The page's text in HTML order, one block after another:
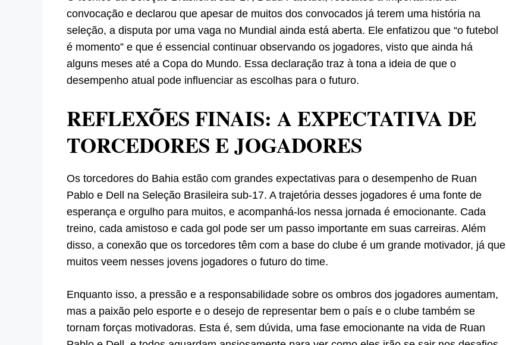
convocação e declarou que apesar de muitos dos convocados já terem uma história na
seleção, a disputa por uma vaga no Mundial ainda está aberta. Ele enfatizou que “o futebol
é momento” e que é essencial continuar observando os jogadores, visto que ainda há
alguns meses até a Copa do Mundo. Essa declaração traz à tona a ideia de que o
desempenho atual pode influenciar as escolhas para o futuro.
REFLEXÕES FINAIS: A EXPECTATIVA DE
TORCEDORES E JOGADORES
Os torcedores do Bahia estão com grandes expectativas para o desempenho de Ruan
Pablo e Dell na Seleção Brasileira sub-17. A trajetória desses jogadores é uma fonte de
esperança e orgulho para muitos, e acompanhá-los nessa jornada é emocionante. Cada
treino, cada amistoso e cada gol pode ser um passo importante em suas carreiras. Além
disso, a conexão que os torcedores têm com a base do clube é um grande motivador, já que
muitos veem nesses jovens jogadores o futuro do time.
Enquanto isso, a pressão e a responsabilidade sobre os ombros dos jogadores aumentam,
mas a paixão pelo esporte e o desejo de representar bem o país e o clube também se
tornam forças motivadoras. Esta é, sem dúvida, uma fase emocionante na vida de Ruan